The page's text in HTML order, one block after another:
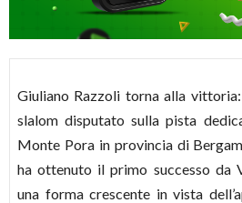
Giuliano Razzoli torna alla
slalom disputato sulla pista
Monte Pora in provincia di
ha ottenuto il primo successo da
una forma crescente in vista